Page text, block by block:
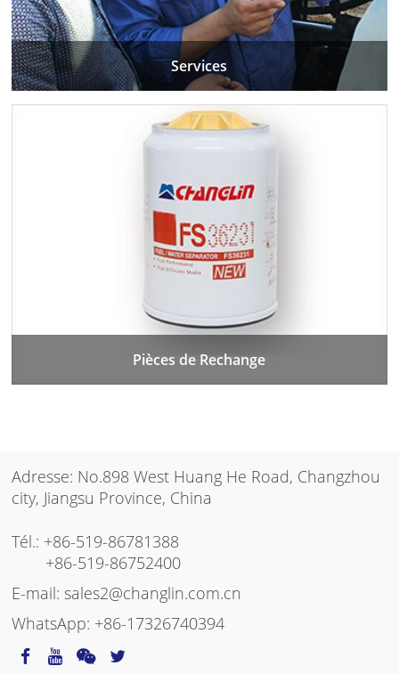
Services
Pièces de Rechange
Adresse: No.898 West Huang He Road, Changzhou
city, Jiangsu Province, China
Tél.: +86-519-86781388
+86-519-86752400
E-mail:sales2@changlin.com.cn
WhatsApp: +86-17326740394
